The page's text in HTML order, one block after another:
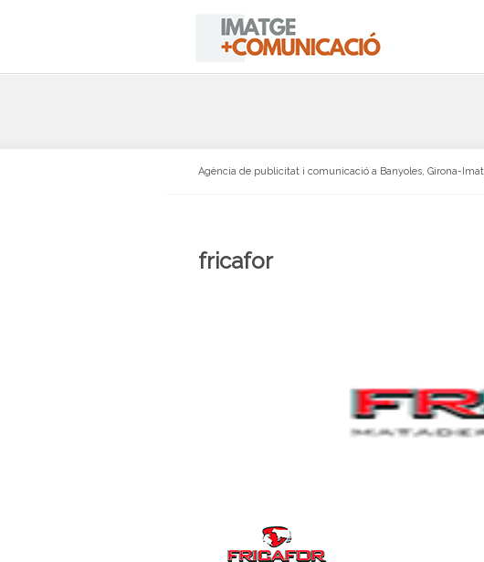
Agència de publicitat i comunicació a Banyoles, Girona-
fricafor